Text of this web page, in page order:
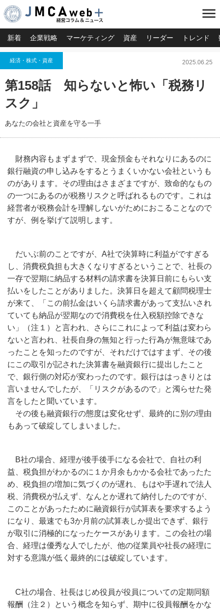
menu
新着 企業戦略 マーケティング 資産 リーダー トレンド
経済・株式・資産 2025.06.25
第158話 知らないと怖い「税務リ
スク」
あなたの会社と資産を守る一手
財務内容もまずまずで、現金預金もそれなりにあるのに
銀行融資の申し込みをするとうまくいかない会社というも
のがあります。その理由はさまざまですが、致命的なもの
の一つにあるのが税務リスクと呼ばれるものです。これは
経営者が税務会計を理解しないがためにおこることなので
すが、例を挙げて説明します。
だいぶ前のことですが、A社で決算時に利益がですぎる
し、消費税負担も大きくなりすぎるということで、社長の
一存で翌期に納品する材料の請求書を決算日前にもらい支
払いをしたことがありました。決算日を超えて顧問税理士
が来て、「この前払金はいくら請求書があって支払いされ
ていても納品が翌期なので消費税を仕入税額控除できな
い」（注１）と言われ、さらにこれによって利益は変わら
ないと言われ、社長自身の無知と行った行為が無意味であ
ったことを知ったのですが、それだけではすまず、その後
にこの取引が記された決算書を融資銀行に提出したこと
で、銀行側の対応が変わったのです。銀行ははっきりとは
言いませんでしたが、「リスクがあるので」と濁らせた発
言をしたと聞いています。
その後も融資銀行の態度は変化せず、最終的に別の理由
もあって破綻してしまいました。
B社の場合、経理が後手後手になる会社で、自社の利
益、税負担がわかるのに１か月余もかかる会社であったた
め、税負担の増加に気づくのが遅れ、もはや手遅れで法人
税、消費税が払えず、なんとか遅れて納付したのですが、
このことがあったために融資銀行が試算表を要求するよう
になり、最速でも3か月前の試算表しか提出できず、銀行
が取引に消極的になったケースがあります。この会社の場
合、経理は優秀な人でしたが、他の従業員や社長の経理に
対する意識が低く最終的には破綻しています。
C社の場合、社長はじめ役員が役員についての定期同額
報酬（注２）という概念を知らず、期中に役員報酬をかな